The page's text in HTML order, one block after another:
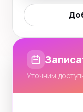
Уточним